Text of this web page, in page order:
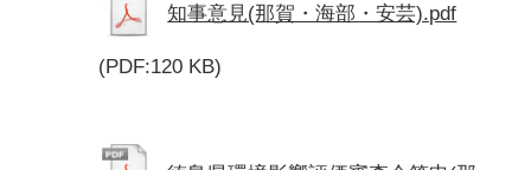
知事意見(那賀・海部・安芸).pdf
(PDF:120 KB)